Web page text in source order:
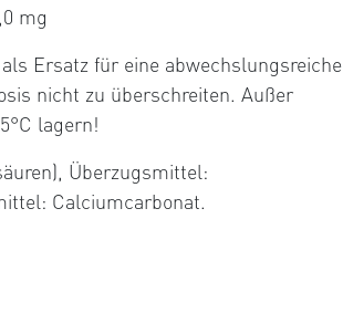
mg
Ersatz für eine abwechslungsreiche
nicht zu überschreiten. Außer
lagern!
Überzugsmittel:
Calciumcarbonat.